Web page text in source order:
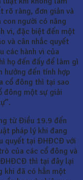
rõ ràng, đơn giản và
người có năng
vi, đặc biệt đến một
và cân nhắc quyết
các hành vi của
họ đến đấy để làm gì
đến tính hợp
cổ đông thì tại sao
đông một sự giải
từ Điều 19.9 đến
pháp lý khi đang
quyết tại ĐHĐCĐ với
của các cổ đông và
ĐHĐCĐ thì tại đây lại
khi đã có hẳn một